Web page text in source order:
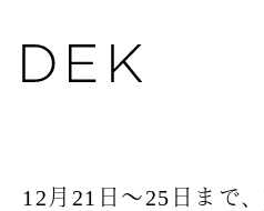
12月21日〜25日まで